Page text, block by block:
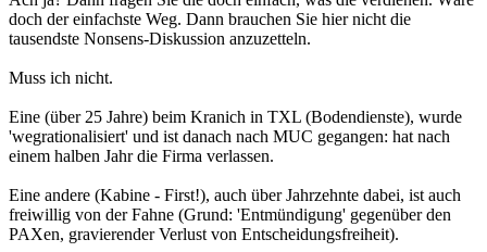
doch der einfachste Weg. Dann brauchen Sie hier nicht die
tausendste Nonsens-Diskussion anzuzetteln.
Muss ich nicht.
Eine (über 25 Jahre) beim Kranich in TXL (Bodendienste), wurde
'wegrationalisiert' und ist danach nach MUC gegangen: hat nach
einem halben Jahr die Firma verlassen.
Eine andere (Kabine - First!), auch über Jahrzehnte dabei, ist auch
freiwillig von der Fahne (Grund: 'Entmündigung' gegenüber den
PAXen, gravierender Verlust von Entscheidungsfreiheit).